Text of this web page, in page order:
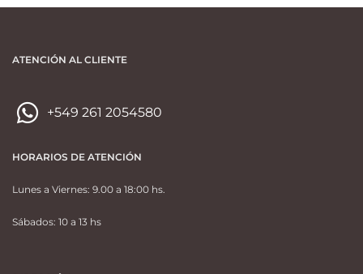
ATENCIÓN AL CLIENTE
+549 261 2054580
HORARIOS DE ATENCIÓN
Lunes a Viernes: 9.00 a 18:00 hs.
Sábados: 10 a 13 hs